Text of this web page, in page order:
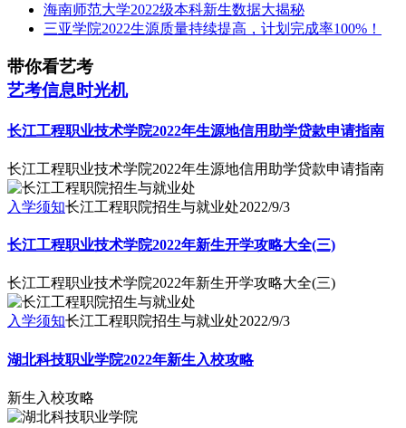
海南师范大学2022级本科新生数据大揭秘
三亚学院2022生源质量持续提高，计划完成率100%！
带你看艺考
艺考信息时光机
长江工程职业技术学院2022年生源地信用助学贷款申请指南
长江工程职业技术学院2022年生源地信用助学贷款申请指南
入学须知长江工程职院招生与就业处2022/9/3
长江工程职业技术学院2022年新生开学攻略大全(三)
长江工程职业技术学院2022年新生开学攻略大全(三)
入学须知长江工程职院招生与就业处2022/9/3
湖北科技职业学院2022年新生入校攻略
新生入校攻略